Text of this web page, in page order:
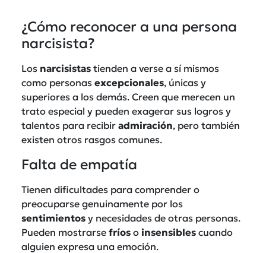
¿Cómo reconocer a una persona
narcisista?
Los narcisistas tienden a verse a sí mismos
como personas excepcionales, únicas y
superiores a los demás. Creen que merecen un
trato especial y pueden exagerar sus logros y
talentos para recibir admiración, pero también
existen otros rasgos comunes.
Falta de empatía
Tienen dificultades para comprender o
preocuparse genuinamente por los
sentimientos y necesidades de otras personas.
Pueden mostrarse fríos o insensibles cuando
alguien expresa una emoción.